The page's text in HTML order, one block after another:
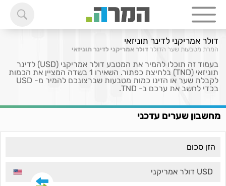
דולר אמריקני לדינר תוניזאי
המרת מטבעות שער הדולר דולר אמריקני לדינר תוניזאי
בעמוד זה תוכלו להמיר את המטבע דולר אמריקני (USD) לדינר
תוניזאי (TND) בלחיצת כפתור. השאירו 1 בשדה המציין את הכמות
לקבלת שער או הזינו כמות מטבעות שברצונכם להמיר מ- USD
בכדי לחשב את ערכם ב- TND.
מחשבון שערים עדכני
USD דולר אמריקני